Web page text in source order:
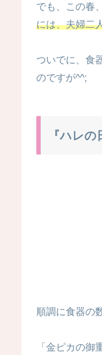
でも、この春、
には、夫婦二
ついでに、食
のですが^^;
『ハレ
順調に食器の
「金ピカの